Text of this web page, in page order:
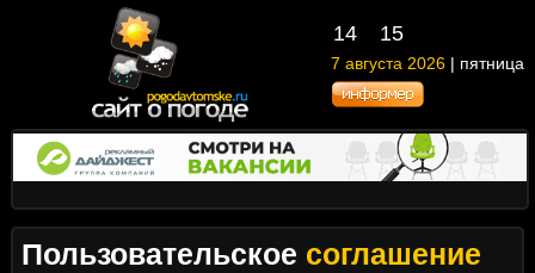
14 15
7 августа 2026 | пятница
Пользовательское соглашение